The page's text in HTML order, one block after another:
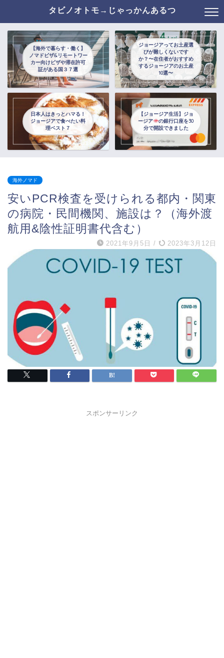
タビノオトモ→じゃっかんあるつ
【海外で暮らす・働く】
ノマドビザ&リモートワー
カー向けビザや滞在許可
証がある国３７選
ジョージアってお土産選
びが難しくないです
か？〜在住者がおすすめ
するジョージアのお土産
10選〜
日本人はきっとハマる！
ジョージアで食べたい料
理ベスト７
【ジョージア生活】ジョ
ージア
の銀行口座を30
分で開設できました
海外ノマド
安いPCR検査を受けられる都内・関東
の病院・民間機関、施設は？（海外渡
航用&陰性証明書代含む）
2021年9月5日 / 2023年3月12日
スポンサーリンク